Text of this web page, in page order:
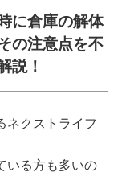
に倉庫の解体
の注意点を不
説！
ネクストライフ
いる方も多いの